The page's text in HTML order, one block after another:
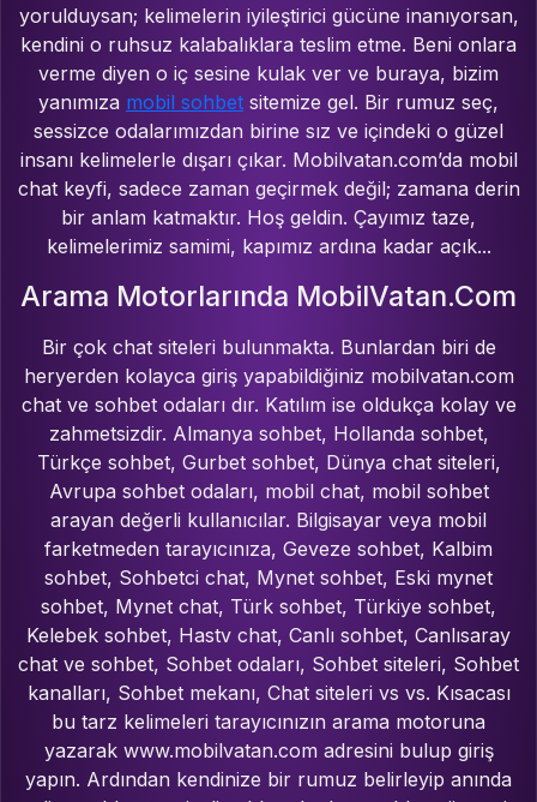
yorulduysan; kelimelerin iyileştirici gücüne inanıyorsan,
kendini o ruhsuz kalabalıklara teslim etme. Beni onlara
verme diyen o iç sesine kulak ver ve buraya, bizim
yanımıza mobil sohbet sitemize gel. Bir rumuz seç,
sessizce odalarımızdan birine sız ve içindeki o güzel
insanı kelimelerle dışarı çıkar. Mobilvatan.com’da mobil
chat keyfi, sadece zaman geçirmek değil; zamana derin
bir anlam katmaktır. Hoş geldin. Çayımız taze,
kelimelerimiz samimi, kapımız ardına kadar açık...
Arama Motorlarında MobilVatan.Com
Bir çok chat siteleri bulunmakta. Bunlardan biri de
heryerden kolayca giriş yapabildiğiniz mobilvatan.com
chat ve sohbet odaları dır. Katılım ise oldukça kolay ve
zahmetsizdir. Almanya sohbet, Hollanda sohbet,
Türkçe sohbet, Gurbet sohbet, Dünya chat siteleri,
Avrupa sohbet odaları, mobil chat, mobil sohbet
arayan değerli kullanıcılar. Bilgisayar veya mobil
farketmeden tarayıcınıza, Geveze sohbet, Kalbim
sohbet, Sohbetci chat, Mynet sohbet, Eski mynet
sohbet, Mynet chat, Türk sohbet, Türkiye sohbet,
Kelebek sohbet, Hastv chat, Canlı sohbet, Canlısaray
chat ve sohbet, Sohbet odaları, Sohbet siteleri, Sohbet
kanalları, Sohbet mekanı, Chat siteleri vs vs. Kısacası
bu tarz kelimeleri tarayıcınızın arama motoruna
yazarak www.mobilvatan.com adresini bulup giriş
yapın. Ardından kendinize bir rumuz belirleyip anında